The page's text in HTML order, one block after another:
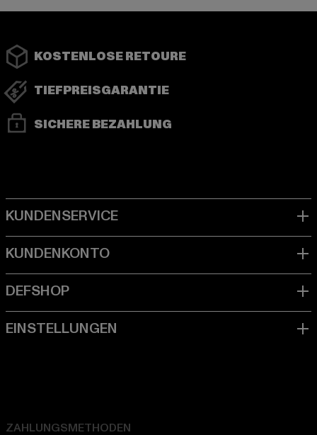
KOSTENLOSE RETOURE
TIEFPREISGARANTIE
SICHERE BEZAHLUNG
ZAHLUNGSMETHODEN